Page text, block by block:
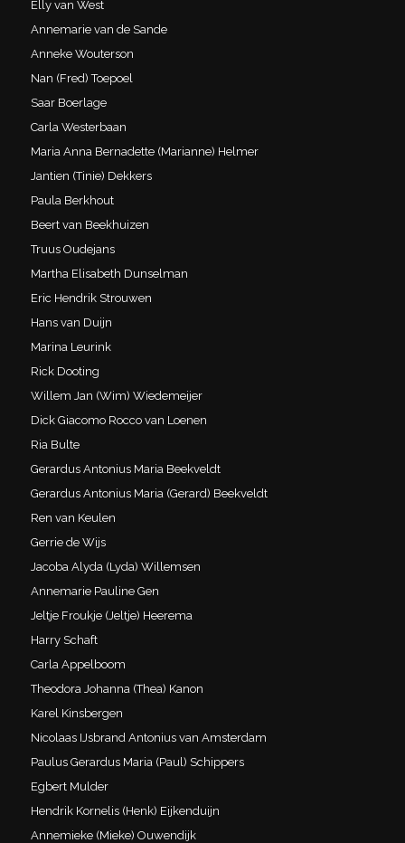
Elly van West
Annemarie van de Sande
Anneke Wouterson
Nan (Fred) Toepoel
Saar Boerlage
Carla Westerbaan
Maria Anna Bernadette (Marianne) Helmer
Jantien (Tinie) Dekkers
Paula Berkhout
Beert van Beekhuizen
Truus Oudejans
Martha Elisabeth Dunselman
Eric Hendrik Strouwen
Hans van Duijn
Marina Leurink
Rick Dooting
Willem Jan (Wim) Wiedemeijer
Dick Giacomo Rocco van Loenen
Ria Bulte
Gerardus Antonius Maria Beekveldt
Gerardus Antonius Maria (Gerard) Beekveldt
Ren van Keulen
Gerrie de Wijs
Jacoba Alyda (Lyda) Willemsen
Annemarie Pauline Gen
Jeltje Froukje (Jeltje) Heerema
Harry Schaft
Carla Appelboom
Theodora Johanna (Thea) Kanon
Karel Kinsbergen
Nicolaas IJsbrand Antonius van Amsterdam
Paulus Gerardus Maria (Paul) Schippers
Egbert Mulder
Hendrik Kornelis (Henk) Eijkenduijn
Annemieke (Mieke) Ouwendijk